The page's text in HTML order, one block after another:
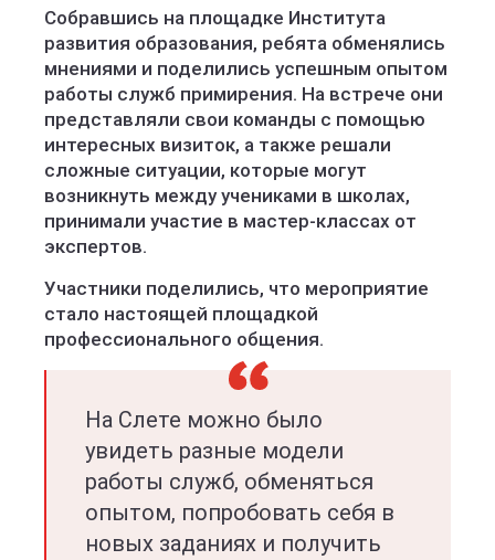
Собравшись на площадке Института
развития образования, ребята обменялись
мнениями и поделились успешным опытом
работы служб примирения. На встрече они
представляли свои команды с помощью
интересных визиток, а также решали
сложные ситуации, которые могут
возникнуть между учениками в школах,
принимали участие в мастер-классах от
экспертов.
Участники поделились, что мероприятие
стало настоящей площадкой
профессионального общения.
На Слете можно было
увидеть разные модели
работы служб, обменяться
опытом, попробовать себя в
новых заданиях и получить